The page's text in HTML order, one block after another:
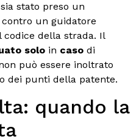
stato preso un
un guidatore
della strada. Il
solo in caso di
può essere inoltrato
dei punti della patente.
quando la